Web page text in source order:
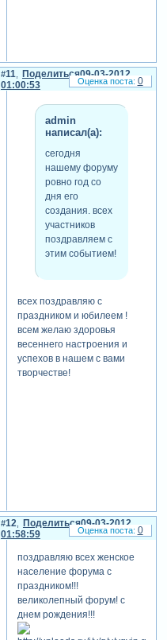
Поделиться
11
09-03-2012
01:00:53
admin
написал(а):
сегодня
нашему форуму
ровно год со
дня его
создания. всех
участников
поздравляем с
этим событием!
всех поздравляю с
праздником и юбилеем !
всем желаю здоровья
весеннего настроения и
успехов в нашем с вами
творчестве!
0
Поделиться
12
09-03-2012
01:58:59
поздравляю всех женское
население форума с
праздником!!!
великолепный форум! с
днем рождения!!!
0